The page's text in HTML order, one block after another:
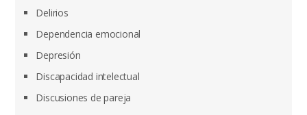
Delirios
Dependencia emocional
Depresión
Discapacidad intelectual
Discusiones de pareja